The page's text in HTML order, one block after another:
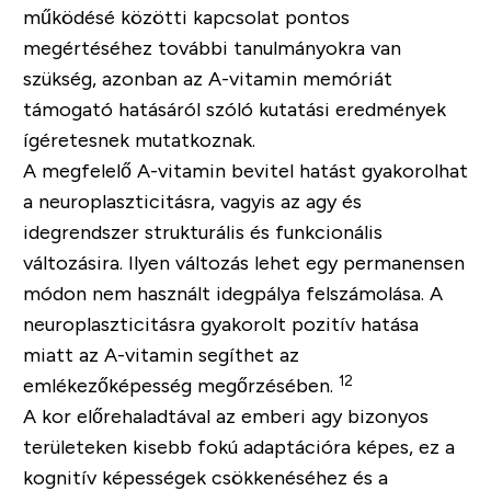
működésé közötti kapcsolat pontos
megértéséhez további tanulmányokra van
szükség, azonban az A-vitamin memóriát
támogató hatásáról szóló kutatási eredmények
ígéretesnek mutatkoznak.
A megfelelő A-vitamin bevitel hatást gyakorolhat
a neuroplaszticitásra, vagyis az agy és
idegrendszer strukturális és funkcionális
változásira. Ilyen változás lehet egy permanensen
módon nem használt idegpálya felszámolása. A
neuroplaszticitásra gyakorolt pozitív hatása
miatt az A-vitamin segíthet az
emlékezőképesség megőrzésében. 12
A kor előrehaladtával az emberi agy bizonyos
területeken kisebb fokú adaptációra képes, ez a
kognitív képességek csökkenéséhez és a